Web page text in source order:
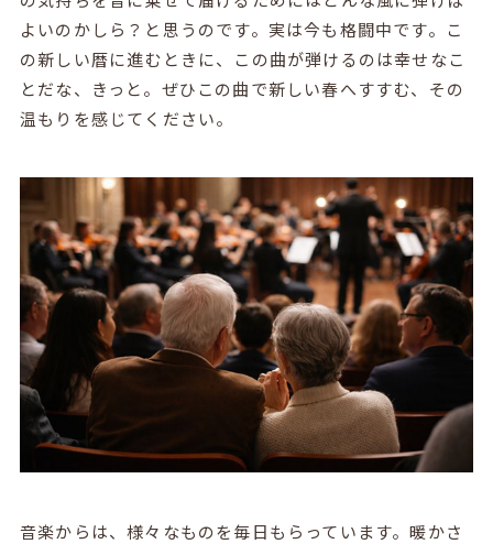
よいのかしら？と思うのです。実は今も格闘中です。こ
の新しい暦に進むときに、この曲が弾けるのは幸せなこ
とだな、きっと。ぜひこの曲で新しい春へすすむ、その
温もりを感じてください。
音楽からは、様々なものを毎日もらっています。暖かさ